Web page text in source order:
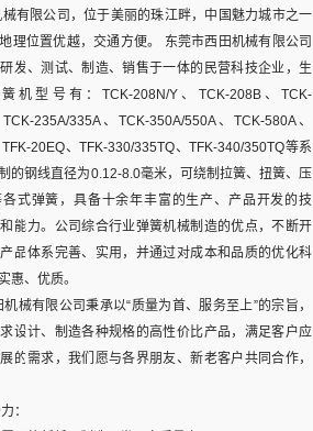
有限公司，位于美丽的珠江畔，中国魅力城市之一
位置优越，交通方便。 东莞市西田机械有限公司
发、测试、制造、销售于一体的民营科技企业，生
机型号有：TCK-208N/Y、TCK-208B、TCK-
235A/335A、TCK-350A/550A、TCK-580A、
20EQ、TFK-330/335TQ、TFK-340/350TQ等系
的钢线直径为0.12-8.0毫米，可绕制拉簧、扭簧、压
式弹簧，具备十余年丰富的生产、产品开发的技
能力。公司综合行业弹簧机械制造的优点，不断开
品体系完善、实用，并通过对成本和品质的优化科
惠、优质。
械有限公司秉承以“质量为首、服务至上”的宗旨，
设计、制造各种规格的高性价比产品，满足客户应
的需求，我们愿与各界朋友、新老客户共同合作，
：